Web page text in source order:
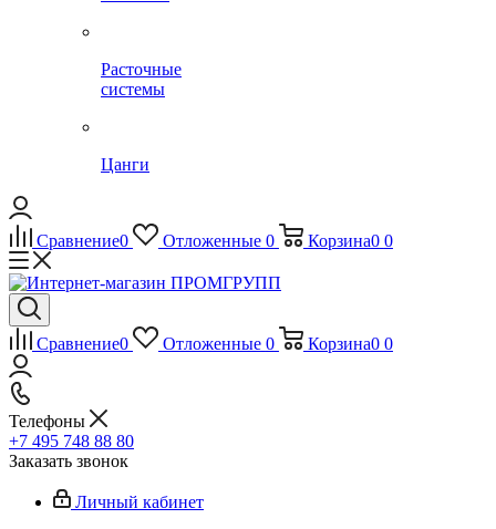
Расточные
системы
Цанги
Сравнение0 Отложенные 0 Корзина0 0
Сравнение0 Отложенные 0 Корзина0 0
Телефоны
+7 495 748 88 80
Заказать звонок
Личный кабинет